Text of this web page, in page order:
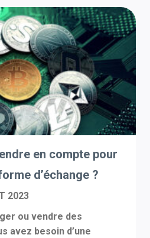
en compte pour
d’échange ?
2023
ou vendre des
avez besoin d’une